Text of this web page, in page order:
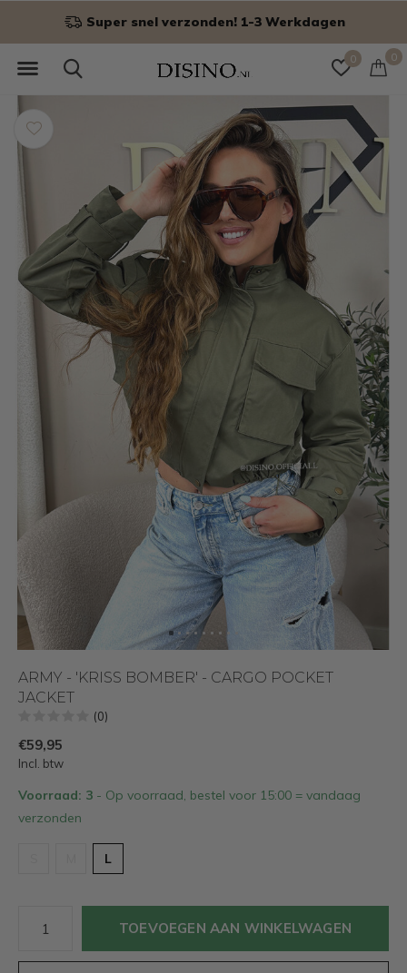
0 0
Niet goed? Geld terug!
ARMY - 'KRISS BOMBER' - CARGO POCKET
JACKET
(0)
€59,95
Incl. btw
Voorraad: 3 - Op voorraad, bestel voor 15:00 = vandaag
verzonden
L
TOEVOEGEN AAN WINKELWAGEN